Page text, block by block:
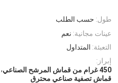
طول: حسب الطلب
عينات مجانية: نعم
التعبئة: المتداول
إبراز:
450 غرام من قماش المرشح الصناعي
,
قماش تصفية صناعي محترق